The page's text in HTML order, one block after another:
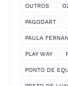
OUTROS
PAGODART
PAULA
PLAY WAY
PONTO DE